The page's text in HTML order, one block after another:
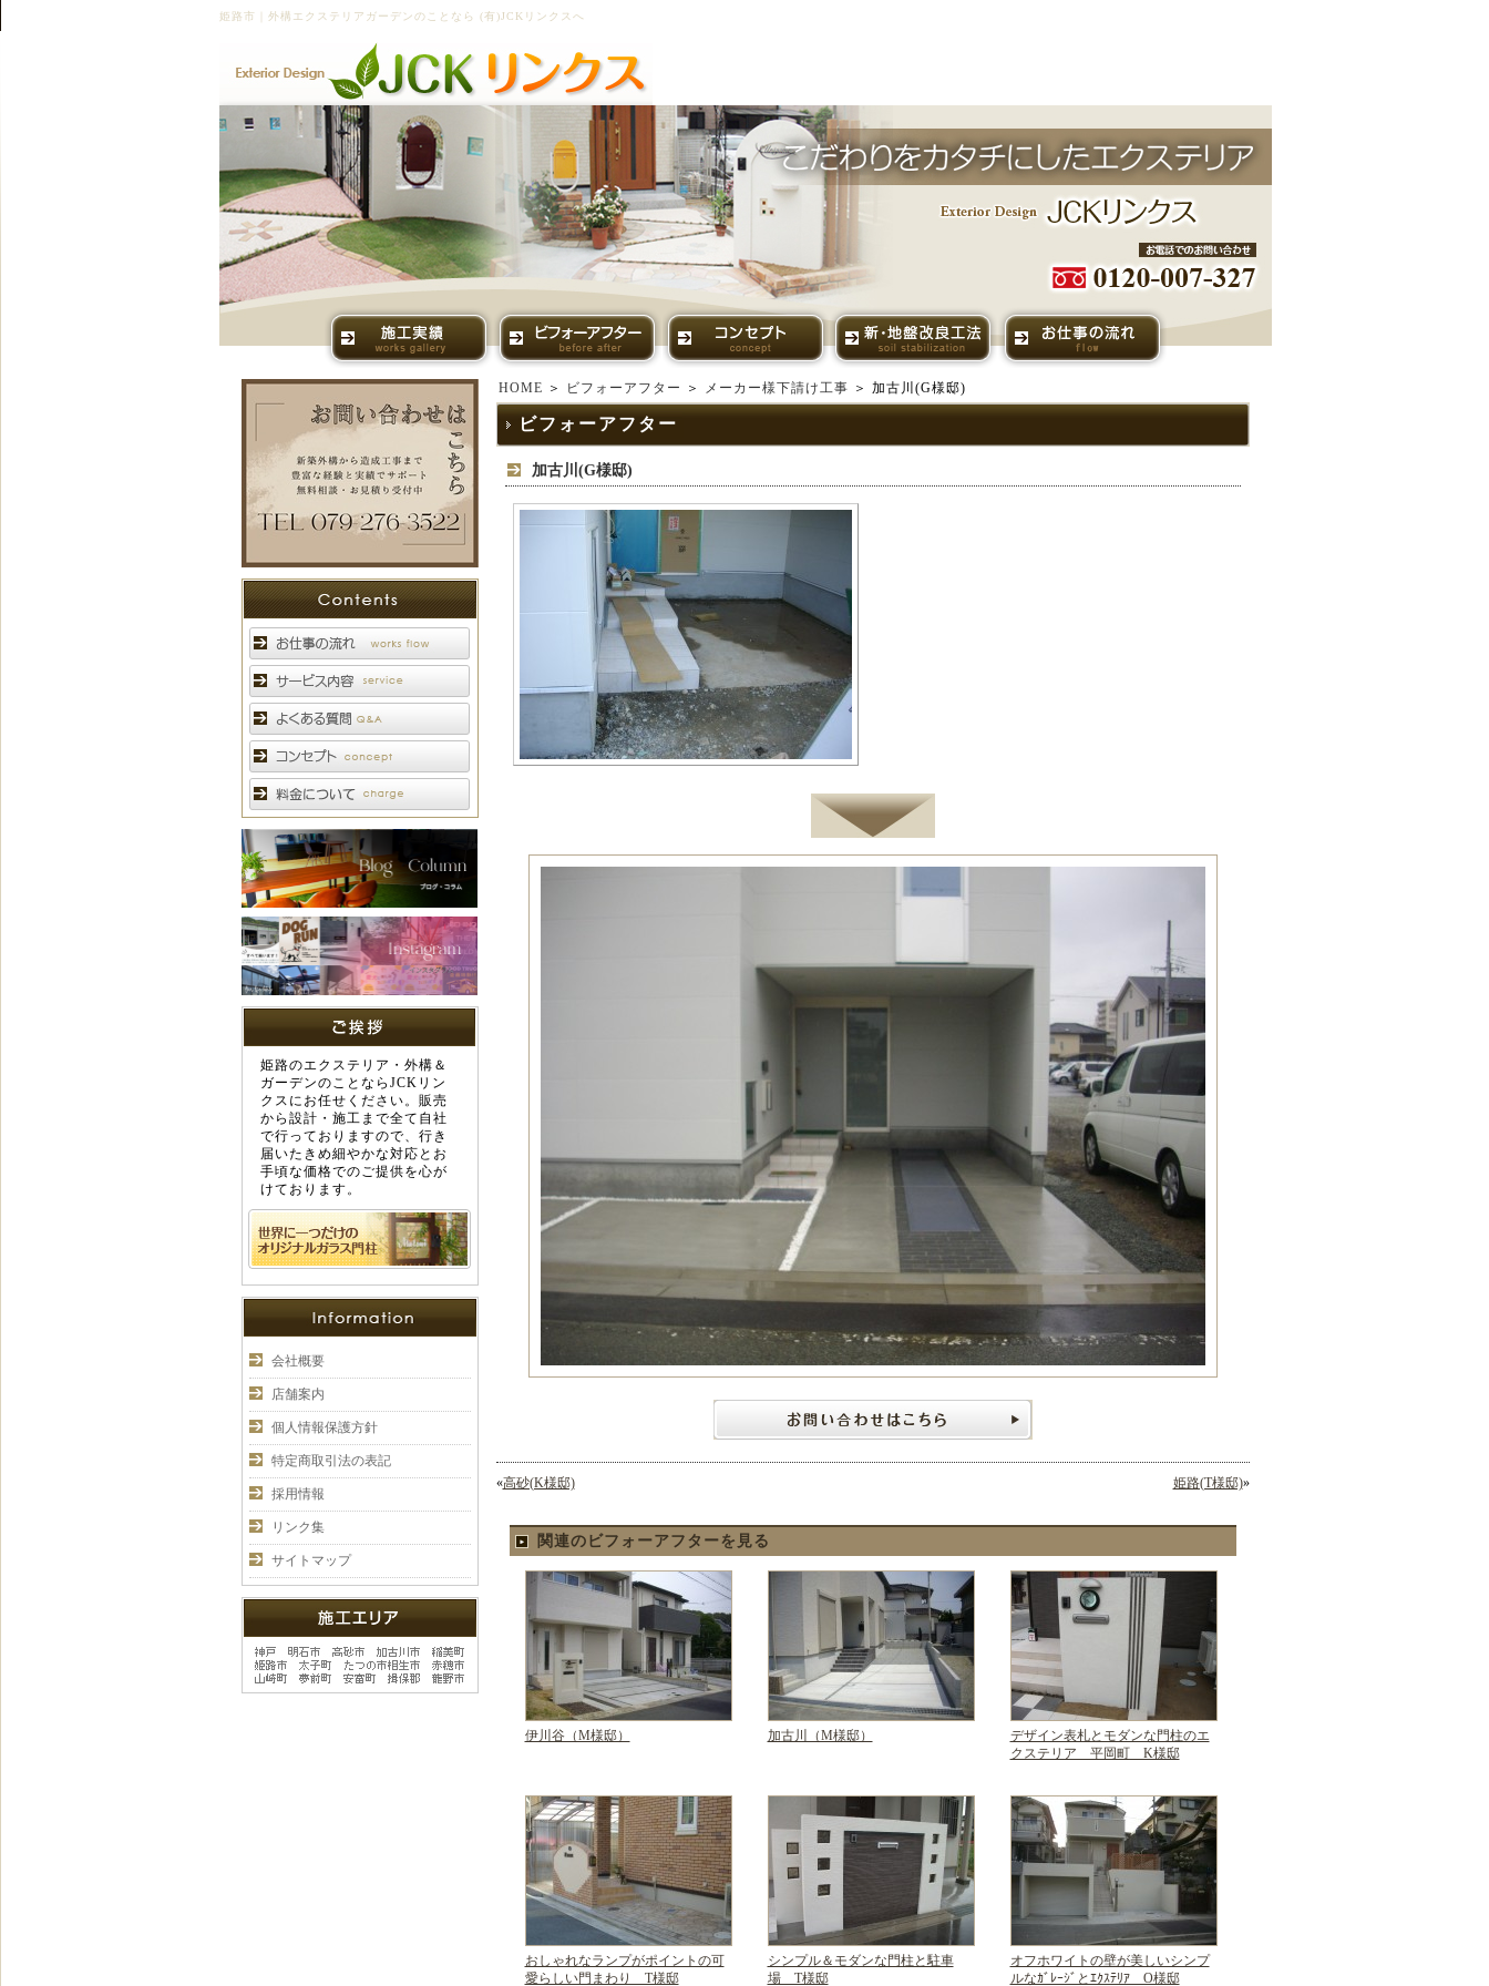
姫路市｜外構エクステリアガーデンのことなら (有)JCKリンクスへ
HOME ＞ ビフォーアフター ＞ メーカー様下請け工事 ＞ 加古川(G様邸)
ビフォーアフター
加古川(G様邸)
«高砂(K様邸) 姫路(T様邸)»
関連のビフォーアフターを見る
伊川谷（M様邸） 加古川（M様邸）
デザイン表札とモダンな門柱のエ
クステリア 平岡町 K様邸
おしゃれなランプがポイントの可
愛らしい門まわり T様邸
シンプル＆モダンな門柱と駐車
場 T様邸
オフホワイトの壁が美しいシンプ
ルなｶﾞﾚｰｼﾞとｴｸｽﾃﾘｱ O様邸
姫路のエクステリア・外構＆
ガーデンのことならJCKリン
クスにお任せください。販売
から設計・施工まで全て自社
で行っておりますので、行き
届いたきめ細やかな対応とお
手頃な価格でのご提供を心が
けております。
会社概要
店舗案内
個人情報保護方針
特定商取引法の表記
採用情報
リンク集
サイトマップ